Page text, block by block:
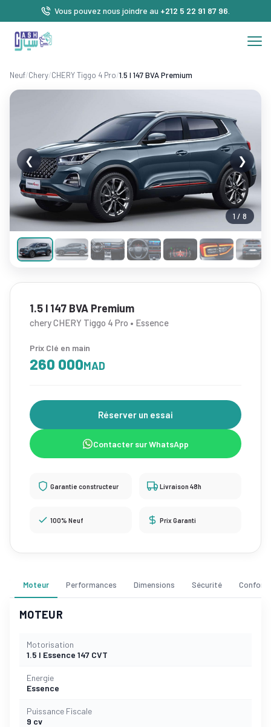
Vous pouvez nous joindre au +212 5 22 91 87 96
Neuf/Chery/CHERY Tiggo 4 Pro/1.5 l 147 BVA Premium
1 / 8
❮ ❯
1.5 l 147 BVA Premium
chery CHERY Tiggo 4 Pro • Essence
Prix Clé en main
260 000MAD
Réserver un essai
Contacter sur WhatsApp
Garantie constructeur Livraison 48h
100% Neuf Prix Garanti
Moteur Performances Dimensions Sécurité Confort
MOTEUR
Motorisation
1.5 l Essence 147 CVT
Energie
Essence
Puissance Fiscale
9 cv